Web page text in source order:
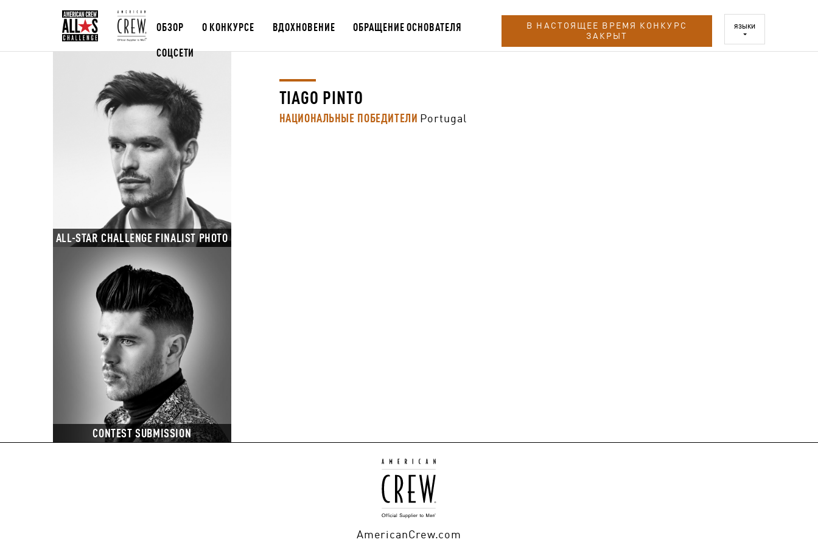
ОБЗОР О КОНКУРСЕ ВДОХНОВЕНИЕ
ОБРАЩЕНИЕ ОСНОВАТЕЛЯ
СОЦСЕТИ
В НАСТОЯЩЕЕ ВРЕМЯ КОНКУРС
ЗАКРЫТ
ЯЗЫКИ
ALL-STAR CHALLENGE FINALIST PHOTO
CONTEST SUBMISSION
TIAGO PINTO
НАЦИОНАЛЬНЫЕ ПОБЕДИТЕЛИ Portugal
AmericanCrew.com